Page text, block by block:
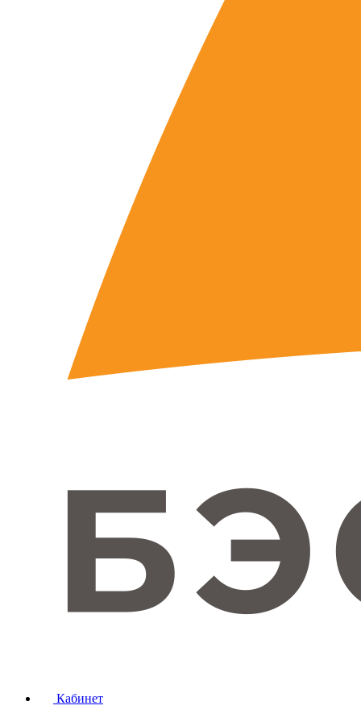
Кабинет